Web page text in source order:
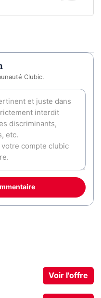
Clubic.
Voir l'offre